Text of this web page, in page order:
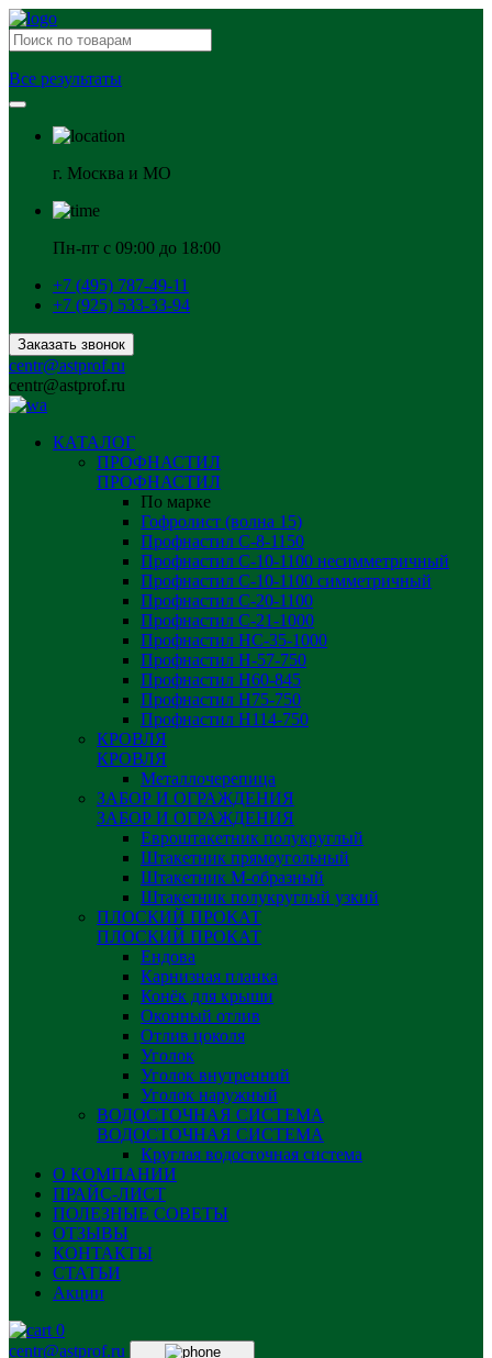
Все результаты
г. Москва и МО
Пн-пт с 09:00 до 18:00
+7 (495) 787-49-11
+7 (925) 533-33-94
Заказать звонок
centr@astprof.ru
centr@astprof.ru
КАТАЛОГ
ПРОФНАСТИЛ
ПРОФНАСТИЛ
По марке
Гофролист (волна 15)
Профнастил С-8-1150
Профнастил С-10-1100 несимметричный
Профнастил С-10-1100 симметричный
Профнастил С-20-1100
Профнастил С-21-1000
Профнастил НС-35-1000
Профнастил H-57-750
Профнастил Н60-845
Профнастил Н75-750
Профнастил Н114-750
КРОВЛЯ
КРОВЛЯ
Металлочерепица
ЗАБОР И ОГРАЖДЕНИЯ
ЗАБОР И ОГРАЖДЕНИЯ
Евроштакетник полукруглый
Штакетник прямоугольный
Штакетник М-образный
Штакетник полукруглый узкий
ПЛОСКИЙ ПРОКАТ
ПЛОСКИЙ ПРОКАТ
Ендова
Карнизная планка
Конёк для крыши
Оконный отлив
Отлив цоколя
Уголок
Уголок внутренний
Уголок наружный
ВОДОСТОЧНАЯ СИСТЕМА
ВОДОСТОЧНАЯ СИСТЕМА
Круглая водосточная система
О КОМПАНИИ
ПРАЙС-ЛИСТ
ПОЛЕЗНЫЕ СОВЕТЫ
ОТЗЫВЫ
КОНТАКТЫ
СТАТЬИ
Акции
0
centr@astprof.ru